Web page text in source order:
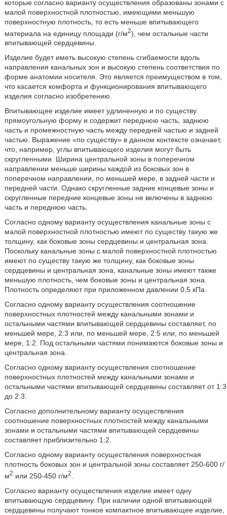
которые согласно варианту осуществления образованы зонами с
малой поверхностной плотностью, имеющими меньшую
поверхностную плотность, то есть меньше впитывающего
материала на единицу площади (г/м2), чем остальные части
впитывающей сердцевины.
Изделие будет иметь высокую степень сгибаемости вдоль
направления канальных зон и высокую степень соответствия по
форме анатомии носителя. Это является преимуществом в том,
что касается комфорта и функционирования впитывающего
изделия согласно изобретению.
Впитывающее изделие имеет удлиненную и по существу
прямоугольную форму и содержит переднюю часть, заднюю
часть и промежностную часть между передней частью и задней
частью. Выражение «по существу» в данном контексте означает,
что, например, углы впитывающего изделия могут быть
скругленными. Ширина центральной зоны в поперечном
направлении меньше ширины каждой из боковых зон в
поперечном направлении, по меньшей мере, в задней части и
передней части. Однако скругленные задние концевые зоны и
скругленные передние концевые зоны не включены в заднюю
часть и переднюю часть.
Согласно одному варианту осуществления канальные зоны с
малой поверхностной плотностью имеют по существу такую же
толщину, как боковые зоны сердцевины и центральная зона.
Поскольку канальные зоны с малой поверхностной плотностью
имеют по существу такую же толщину, как боковые зоны
сердцевины и центральная зона, канальные зоны имеют также
меньшую плотность, чем боковые зоны и центральная зона.
Плотность определяют при приложенном давлении 0,5 кПа.
Согласно одному варианту осуществления соотношение
поверхностных плотностей между канальными зонами и
остальными частями впитывающей сердцевины составляет, по
меньшей мере, 2:3 или, по меньшей мере, 2:5 или, по меньшей
мере, 1:2. Под остальными частями понимаются боковые зоны и
центральная зона.
Согласно одному варианту осуществления соотношение
поверхностных плотностей между канальными зонами и
остальными частями впитывающей сердцевины составляет от 1:3
до 2:3.
Согласно дополнительному варианту осуществления
соотношение поверхностных плотностей между канальными
зонами и остальными частями впитывающей сердцевины
составляет приблизительно 1:2.
Согласно одному варианту осуществления поверхностная
плотность боковых зон и центральной зоны составляет 250-600 г/
м2 или 250-450 г/м2
Согласно варианту осуществления изделие имеет одну
впитывающую сердцевину. При наличии одной впитывающей
сердцевины получают тонкое компактное впитывающее изделие,